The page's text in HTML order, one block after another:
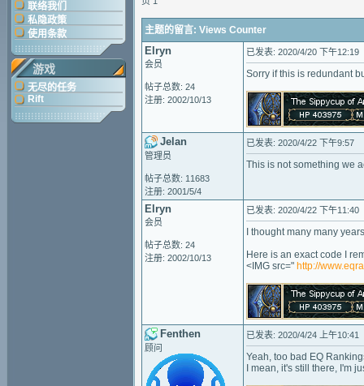
联络我们
私隐政策
使用条款
游戏
无尽的任务
Rift
主题的留言: Views Counter
Elryn
会员
帖子总数: 24
注册: 2002/10/13
已发表: 2020/4/20 下午12:19
Sorry if this is redundant
Jelan
管理员
帖子总数: 11683
注册: 2001/5/4
已发表: 2020/4/22 下午9:57
This is not something we
Elryn
会员
帖子总数: 24
注册: 2002/10/13
已发表: 2020/4/22 下午11:40
I thought many many
Here is an exact code I
<IMG src=" http://
Fenthen
顾问
已发表: 2020/4/24 上午10:41
Yeah, too bad EQ
I mean, it's still there, I'm